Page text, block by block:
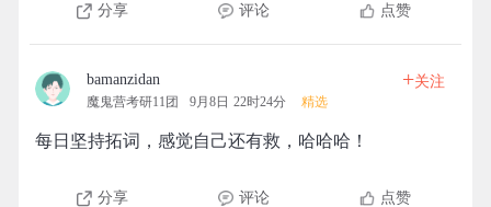
分享 评论 点赞
bamanzidan
魔鬼营考研11团 9月8日 22时24分 精选
+关注
每日坚持拓词，感觉自己还有救，哈哈哈！
分享 评论 点赞